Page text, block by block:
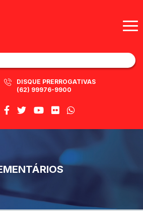
DISQUE PRERROGATIVAS
(62) 99976-9900